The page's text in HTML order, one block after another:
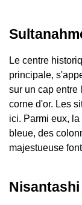
Le centre
principale,
sur un cap entre
corne d'or. Les
ici. Parmi eux,
bleue, des
majestueuse
Nisantashi